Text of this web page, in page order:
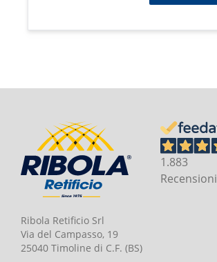
Ribola Retificio Srl
Via del Campasso, 19
25040 Timoline di C.F. (BS)
1.883
Recensioni